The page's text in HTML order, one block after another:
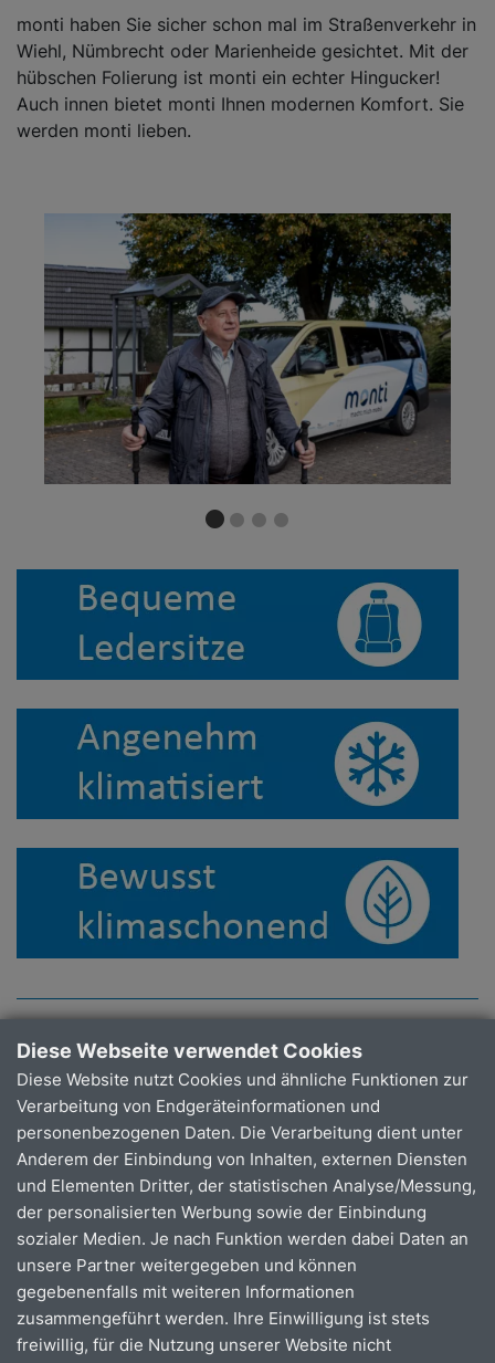
Diese Webseite verwendet Cookies
Diese Website nutzt Cookies und ähnliche Funktionen zur
Verarbeitung von Endgeräteinformationen und
personenbezogenen Daten. Die Verarbeitung dient unter
Anderem der Einbindung von Inhalten, externen Diensten
und Elementen Dritter, der statistischen Analyse/Messung,
der personalisierten Werbung sowie der Einbindung
sozialer Medien. Je nach Funktion werden dabei Daten an
unsere Partner weitergegeben und können
gegebenenfalls mit weiteren Informationen
zusammengeführt werden. Ihre Einwilligung ist stets
freiwillig, für die Nutzung unserer Website nicht
monti haben Sie sicher schon mal im Straßenverkehr in
Wiehl, Nümbrecht oder Marienheide gesichtet. Mit der
hübschen Folierung ist monti ein echter Hingucker!
Auch innen bietet monti Ihnen modernen Komfort. Sie
werden monti lieben.
Unsere Betriebszeiten
Mit monti sind Sie fast den ganzen Tag mobil.
Wiehl /
Nümbrecht
Marienheide
Montag -
Donnerstag
05:30 -
22:00 Uhr
06:00 -
22:00 Uhr
Freitag
05:30 -
24:00 Uhr
06:00 -
24:00 Uhr